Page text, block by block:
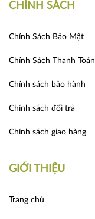
CHÍNH SÁCH
Chính Sách Bảo Mật
Chính Sách Thanh Toán
Chính sách bảo hành
Chính sách đổi trả
Chính sách giao hàng
GIỚI THIỆU
Trang chủ